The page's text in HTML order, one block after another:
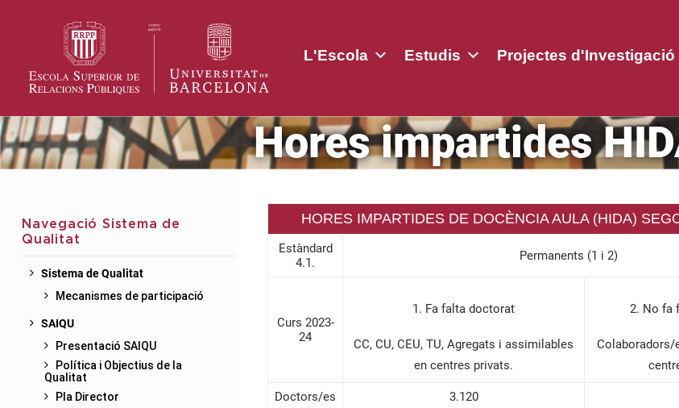
L'Escola Estudis Projectes d'Investigació
Hores impartides
Navegació Sistema de
Qualitat
Sistema de Qualitat
Mecanismes de participació
SAIQU
Presentació SAIQU
Política i Objectius de la
Qualitat
Pla Director
HORES IMPARTIDES DE DOCÈNCIA AULA (HIDA)
Estàndard
4.1.
Permanents (1 i 2)
Curs 2023-
24
1. Fa falta doctorat
CC, CU, CEU, TU, Agregats i assimilables
en centres privats.
2. No fa
Colaboradors/
Doctors/es 3.120